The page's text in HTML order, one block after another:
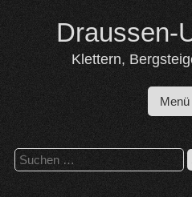
content
Draussen-
Klettern,
Menü
Suchen
nach: